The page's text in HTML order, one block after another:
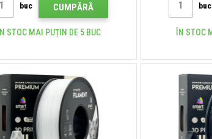
buc CUMPĂRĂ
ÎN STOC MAI PUȚIN DE 5 BUC
buc
ÎN STOC